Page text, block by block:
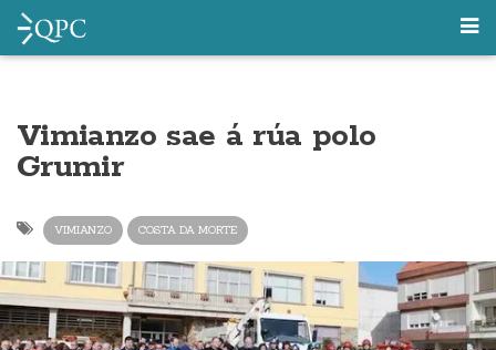
Vimianzo sae á rúa polo
Grumir
VIMIANZO COSTA DA MORTE